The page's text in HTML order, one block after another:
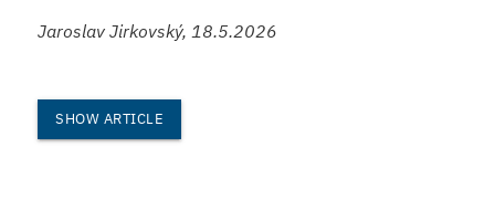
Jaroslav Jirkovský, 18.5.2026
SHOW ARTICLE